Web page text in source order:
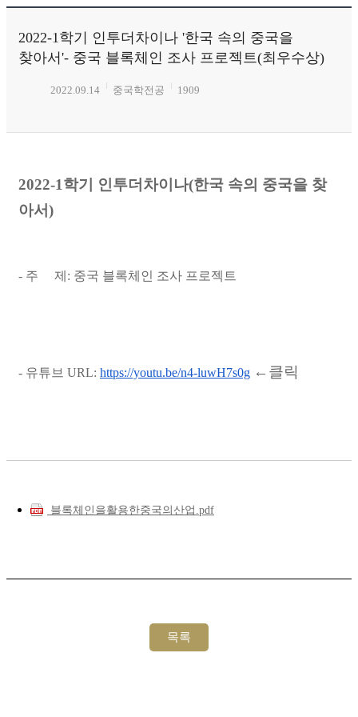
2022-1학기 인투더차이나 '한국 속의 중국을
찾아서'- 중국 블록체인 조사 프로젝트(최우수상)
2022.09.14 중국학전공 1909
2022-1학기 인투더차이나(한국 속의 중국을 찾
아서)
- 주 제: 중국 블록체인 조사 프로젝트
- 유튜브 URL: https://youtu.be/n4-luwH7s0g ←클릭
블록체인을활용한중국의산업.pdf